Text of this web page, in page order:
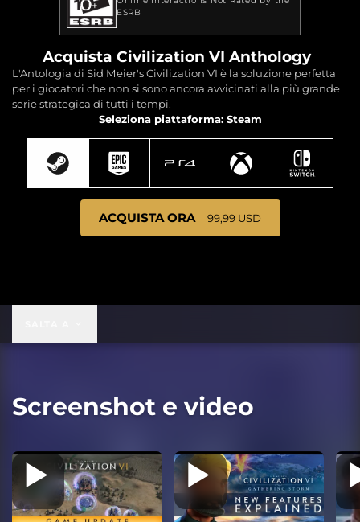
ESRB
Acquista Civilization VI Anthology
L'Antologia di Sid Meier's Civilization VI è la soluzione perfetta
per i giocatori che non si sono ancora avvicinati alla più grande
serie strategica di tutti i tempi.
Seleziona piattaforma: Steam
ACQUISTA ORA 99,99 USD
Screenshot e video